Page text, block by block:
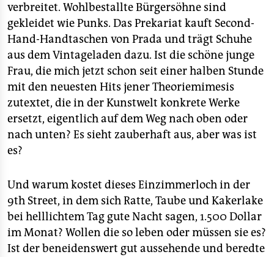
verbreitet. Wohlbestallte Bürgersöhne sind
gekleidet wie Punks. Das Prekariat kauft Second-
Hand-Handtaschen von Prada und trägt Schuhe
aus dem Vintageladen dazu. Ist die schöne junge
Frau, die mich jetzt schon seit einer halben Stunde
mit den neuesten Hits jener Theoriemimesis
zutextet, die in der Kunstwelt konkrete Werke
ersetzt, eigentlich auf dem Weg nach oben oder
nach unten? Es sieht zauberhaft aus, aber was ist
es?
Und warum kostet dieses Einzimmerloch in der
9th Street, in dem sich Ratte, Taube und Kakerlake
bei helllichtem Tag gute Nacht sagen, 1.500 Dollar
im Monat? Wollen die so leben oder müssen sie es?
Ist der beneidenswert gut aussehende und beredte